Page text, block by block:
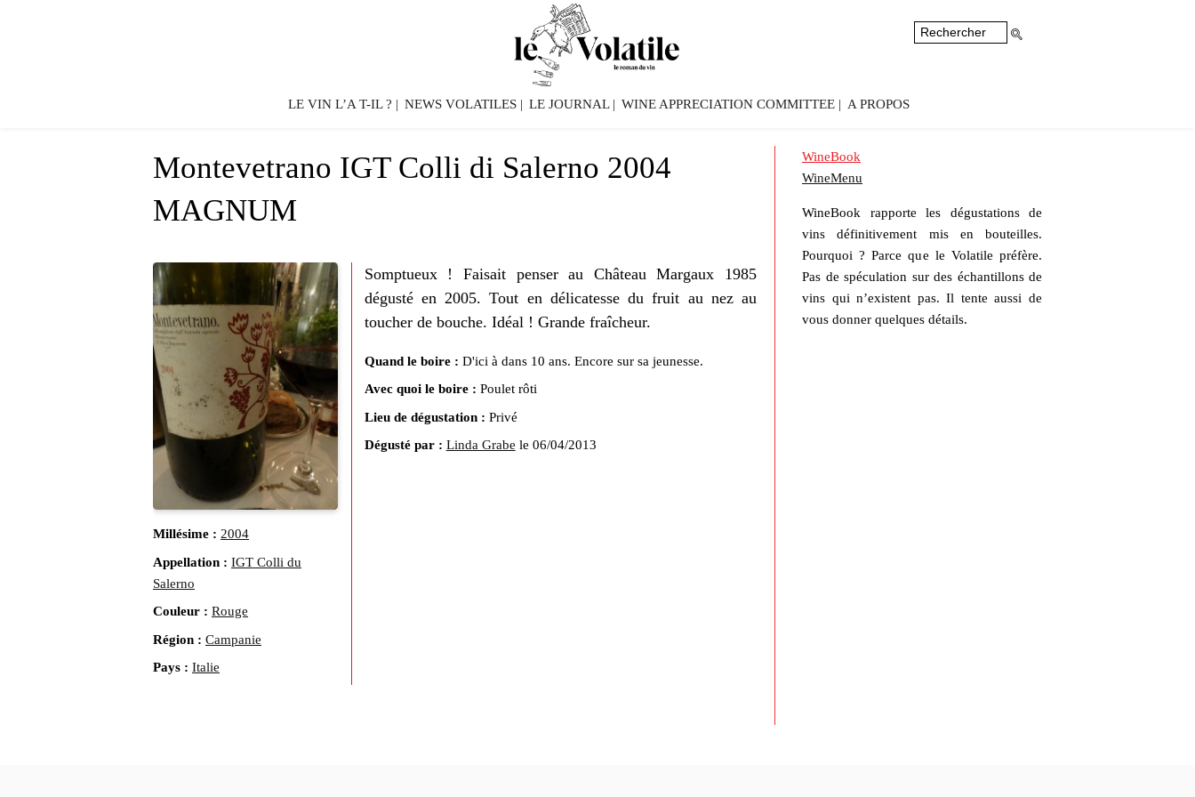
LE VIN L’A T-IL ? NEWS VOLATILES LE JOURNAL WINE APPRECIATION COMMITTEE A PROPOS
Montevetrano IGT Colli di Salerno 2004
MAGNUM
Somptueux ! Faisait penser au Château Margaux 1985
dégusté en 2005. Tout en délicatesse du fruit au nez au
toucher de bouche. Idéal ! Grande fraîcheur.
Quand le boire : D'ici à dans 10 ans. Encore sur sa jeunesse.
Avec quoi le boire : Poulet rôti
Lieu de dégustation : Privé
Dégusté par : Linda Grabe le 06/04/2013
Millésime : 2004
Appellation : IGT Colli du
Salerno
Couleur : Rouge
Région : Campanie
Pays : Italie
WineBook
WineMenu
WineBook rapporte les dégustations de
vins définitivement mis en bouteilles.
Pourquoi ? Parce que le Volatile préfère.
Pas de spéculation sur des échantillons de
vins qui n’existent pas. Il tente aussi de
vous donner quelques détails.